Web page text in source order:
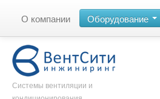
О компании Оборудование
Системы вентиляции и